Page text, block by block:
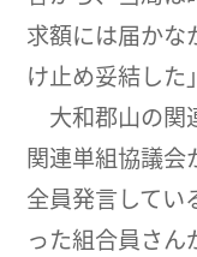
求額には届かな
け止め妥結した
大和郡山の関
関連単組協議会
全員発言してい
った組合員さん